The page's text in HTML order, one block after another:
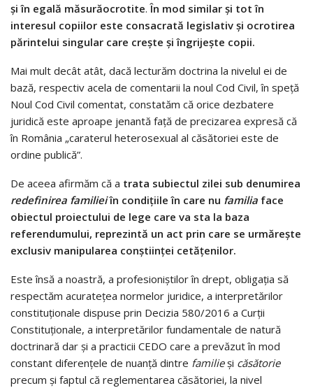
șiîn egală măsurăocrotite.În mod similar și tot în
interesul copiilor este consacrată legislativ și ocrotirea
părintelui singular care crește șiîngrijește copii.
Mai mult decât atât, dacă lecturăm doctrina la nivelul ei de
bază, respectiv acela de comentarii la noul Cod Civil, în speță
Noul Cod Civil comentat, constatăm că orice dezbatere
juridică este aproape jenantă față de precizarea expresă că
în România „caraterul heterosexual al căsătoriei este de
ordine publică”.
De aceea afirmăm că a trata subiectul zilei sub denumirea
redefinirea familieiîn condițiile în care nu familia face
obiectul proiectului de lege care va sta la baza
referendumului, reprezintă un act prin care se urmărește
exclusiv manipularea conștiinței cetățenilor.
Este însă a noastră, a profesioniștilor în drept, obligația să
respectăm acuratețea normelor juridice, a interpretărilor
constituționale dispuse prin Decizia 580/2016 a Curții
Constituționale, a interpretărilor fundamentale de natură
doctrinară dar și a practicii CEDO care a prevăzut în mod
constant diferențele de nuanță dintre familieși căsătorie
precum și faptul că reglementarea căsătoriei, la nivel